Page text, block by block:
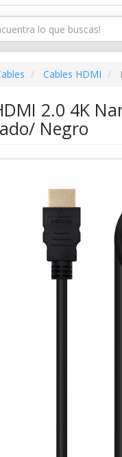
Cables HDMI
2.0 4K
Negro